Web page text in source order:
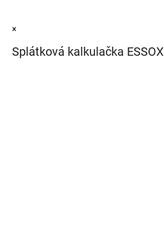
×
Splátková kalkulačka ESSOX